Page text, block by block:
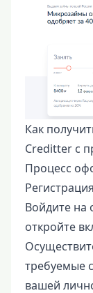
Как
Creditter с
Процесс
Войдите
откройте
требуемые
вашей